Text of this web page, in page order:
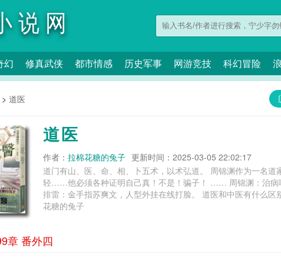
说网
幻 修真武侠 都市情感 历史军事 网游竞技 科幻冒险
> 道医
道医
作者： 拉棉花糖的兔子 更新时间：2025-03-05 22:02:17
道门有山、医、命、相、卜五术，以术弘道。 周锦渊作为一名道家医者，会算命，更会救命。 不过，当一个医生画符又炼丹，年纪还特别
轻……他必须各种证明自己真！不是！骗子！ …… 周锦渊：治病啊？稍等我画完这道符。 患者（惊恐脸）：？？？对不起打扰了！ 指路
排雷：金手指苏爽文，人型外挂在线打脸。 道医和中医有什么区别,道医证国家认可吗,道医是怎么给人治病的,道医资格证可以行医吗,拉棉
花糖的兔子
章 番外四